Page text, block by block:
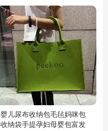
婴儿尿布收纳包毛毡妈咪包
收纳袋手提孕妇母婴包富发